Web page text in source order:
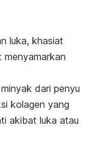
luka, khasiat
menyamarkan
dari penyu
kolagen yang
akibat luka atau